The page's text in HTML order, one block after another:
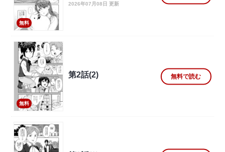
無料
2026年07月08日 更新
無料
第2話(2) 無料で読む